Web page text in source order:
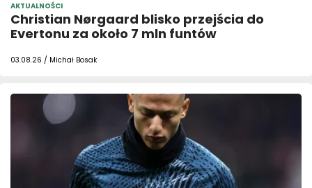
AKTUALNOŚCI
Christian Nørgaard blisko przejścia do
Evertonu za około 7 mln funtów
03.08.26 / Michał Bosak